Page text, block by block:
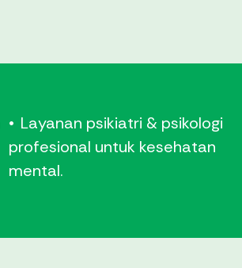
Layanan psikiatri & psikologi
profesional untuk kesehatan
mental.